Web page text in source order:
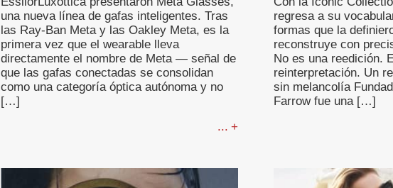
una nueva línea de gafas inteligentes. Tras
las Ray-Ban Meta y las Oakley Meta, es la
primera vez que el wearable lleva
directamente el nombre de Meta — señal de
que las gafas conectadas se consolidan
como una categoría óptica autónoma y no
[…]
... +
regresa a su
formas que la
reconstruye con
No es una reedición.
reinterpretación. Un
sin melancolía
Farrow fue una […]